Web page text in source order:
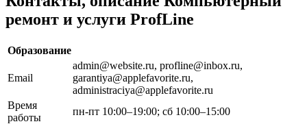
ремонт и услуги ProfLine
Образование
Email
admin@website.ru, profline@inbox.ru,
garantiya@applefavorite.ru,
administraciya@applefavorite.ru
Время
работы
пн-пт 10:00–19:00; сб 10:00–15:00